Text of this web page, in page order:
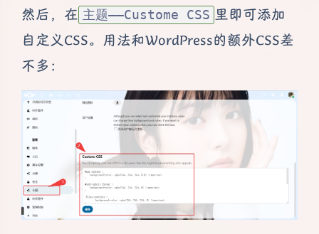
然后，在 主题——Custome CSS 里即可添加
自定义CSS。用法和WordPress的额外CSS差
不多：